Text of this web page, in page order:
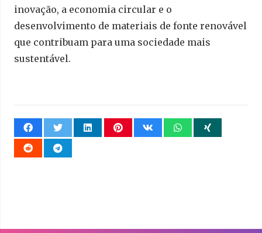
inovação, a economia circular e o
desenvolvimento de materiais de fonte renovável
que contribuam para uma sociedade mais
sustentável.